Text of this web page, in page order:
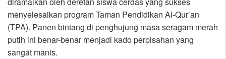
menyelesaikan program Taman Pendidikan Al-Qur’an
(TPA). Panen bintang di penghujung masa seragam merah
putih ini benar-benar menjadi kado perpisahan yang
sangat manis.